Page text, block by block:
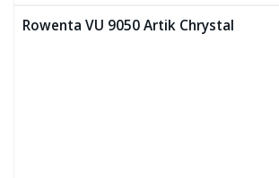
Rowenta VU 9050 Artik Chrystal